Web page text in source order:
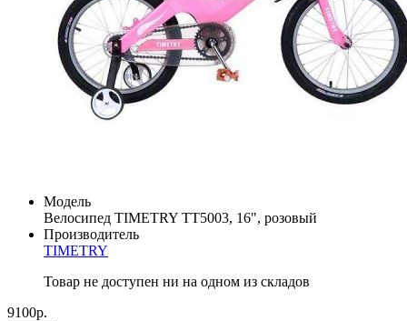
Модель
Велосипед TIMETRY TT5003, 16", розовый
Производитель
TIMETRY
Товар не доступен ни на одном из складов
9100р.